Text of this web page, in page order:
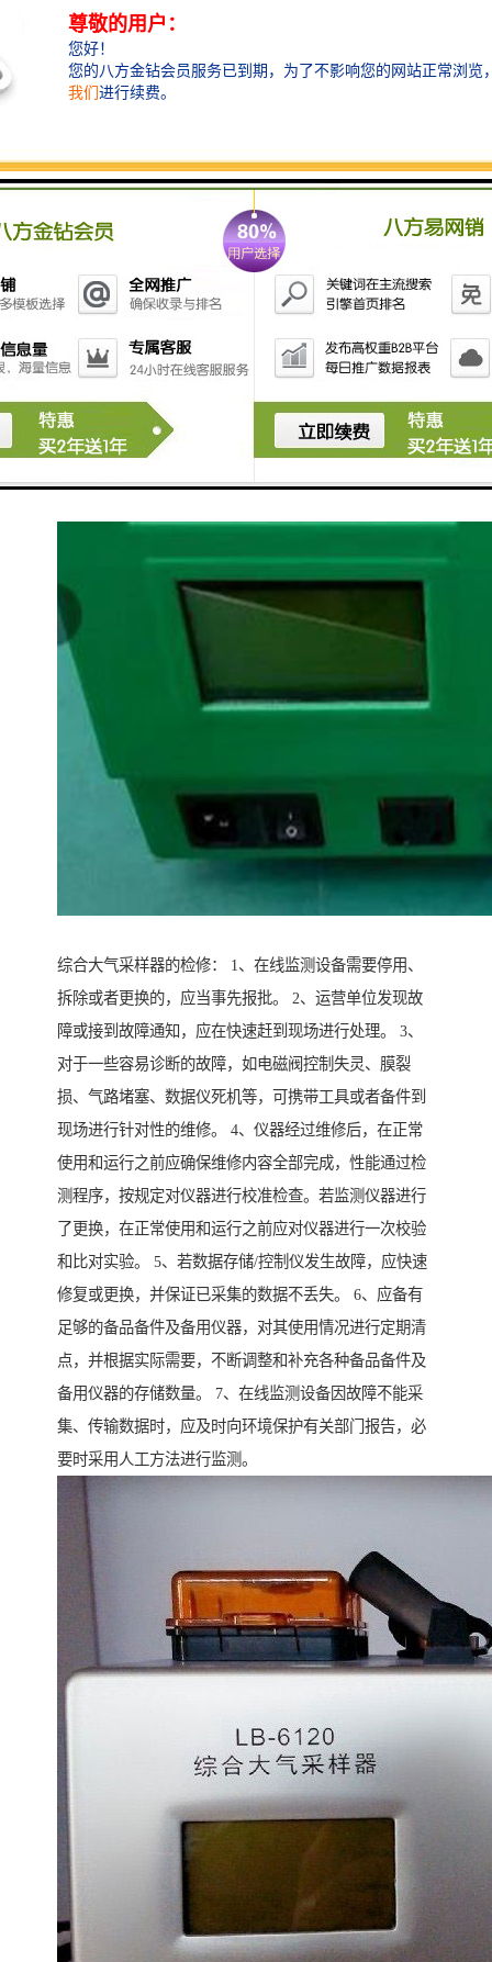
时，应确认使用220V交流电，防止误接其它工业电源而
损坏采样器。 6、关机后应间隔5秒钟以上才能再开
机。 7、严禁在矿井下或易燃易爆环境中使用。
综合大气采样器的检修： 1、在线监测设备需要停用、
拆除或者更换的，应当事先报批。 2、运营单位发现故
障或接到故障通知，应在快速赶到现场进行处理。 3、
对于一些容易诊断的故障，如电磁阀控制失灵、膜裂
损、气路堵塞、数据仪死机等，可携带工具或者备件到
现场进行针对性的维修。 4、仪器经过维修后，在正常
使用和运行之前应确保维修内容全部完成，性能通过检
测程序，按规定对仪器进行校准检查。若监测仪器进行
了更换，在正常使用和运行之前应对仪器进行一次校验
和比对实验。 5、若数据存储/控制仪发生故障，应快速
修复或更换，并保证已采集的数据不丢失。 6、应备有
足够的备品备件及备用仪器，对其使用情况进行定期清
点，并根据实际需要，不断调整和补充各种备品备件及
备用仪器的存储数量。 7、在线监测设备因故障不能采
集、传输数据时，应及时向环境保护有关部门报告，必
要时采用人工方法进行监测。